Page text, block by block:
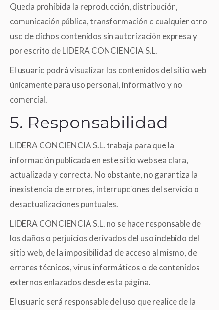
Queda prohibida la reproducción, distribución,
comunicación pública, transformación o cualquier otro
uso de dichos contenidos sin autorización expresa y
por escrito de LIDERA CONCIENCIA S.L.
El usuario podrá visualizar los contenidos del sitio web
únicamente para uso personal, informativo y no
comercial.
5. Responsabilidad
LIDERA CONCIENCIA S.L. trabaja para que la
información publicada en este sitio web sea clara,
actualizada y correcta. No obstante, no garantiza la
inexistencia de errores, interrupciones del servicio o
desactualizaciones puntuales.
LIDERA CONCIENCIA S.L. no se hace responsable de
los daños o perjuicios derivados del uso indebido del
sitio web, de la imposibilidad de acceso al mismo, de
errores técnicos, virus informáticos o de contenidos
externos enlazados desde esta página.
El usuario será responsable del uso que realice de la